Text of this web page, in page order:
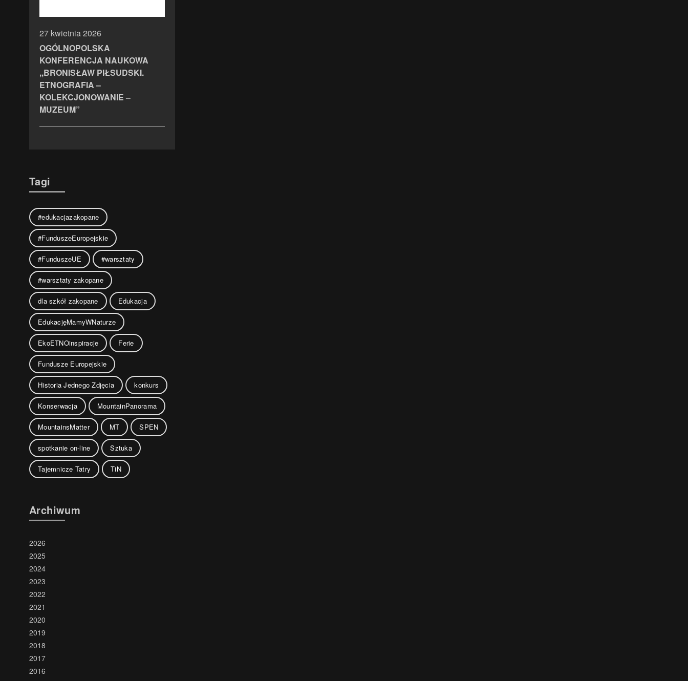
27 kwietnia 2026
OGÓLNOPOLSKA
KONFERENCJA NAUKOWA
,,BRONISŁAW PIŁSUDSKI.
ETNOGRAFIA –
KOLEKCJONOWANIE –
MUZEUM”
Tagi
#edukacjazakopane
#FunduszeEuropejskie
#FunduszeUE #warsztaty
#warsztaty zakopane
dla szkół zakopane Edukacja
EdukacjęMamyWNaturze
EkoETNOinspiracje Ferie
Fundusze Europejskie
Historia Jednego Zdjęcia konkurs
Konserwacja MountainPanorama
MountainsMatter MT SPEN
spotkanie on-line Sztuka
Tajemnicze Tatry TiN
Archiwum
2026
2025
2024
2023
2022
2021
2020
2019
2018
2017
2016